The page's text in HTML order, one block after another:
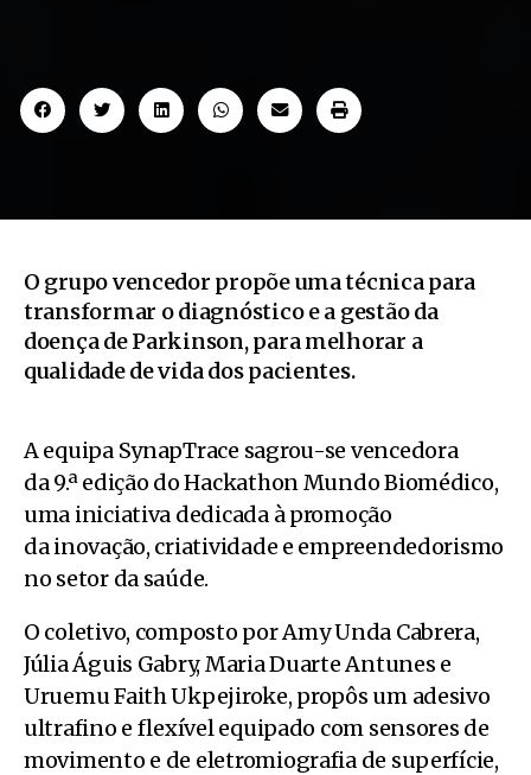
O grupo vencedor propõe uma técnica para
transformar o diagnóstico e a gestão da
doença de Parkinson, para melhorar a
qualidade de vida dos pacientes.
A equipa SynapTrace sagrou-se vencedora
da 9.ª edição do Hackathon Mundo Biomédico,
uma iniciativa dedicada à promoção
da inovação, criatividade e empreendedorismo
no setor da saúde.
O coletivo, composto por Amy Unda Cabrera,
Júlia Águis Gabry, Maria Duarte Antunes e
Uruemu Faith Ukpejiroke, propôs um adesivo
ultrafino e flexível equipado com sensores de
movimento e de eletromiografia de superfície,